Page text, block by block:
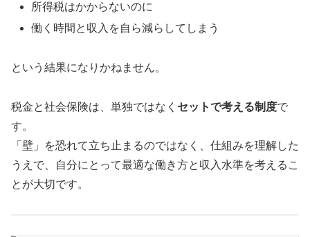
所得税はかからないのに
働く時間と収入を自ら減らしてしまう
という結果になりかねません。
税金と社会保険は、単独ではなく セットで考える制度で
す。
「壁」を恐れて立ち止まるのではなく、仕組みを理解した
うえで、自分にとって最適な働き方と収入水準を考えるこ
とが大切です。